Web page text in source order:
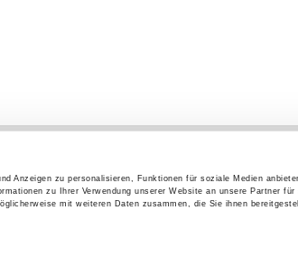
Anzeigen zu personalisieren, Funktionen für soziale Medien
zu Ihrer Verwendung unserer Website an unsere Partner
mit weiteren Daten zusammen, die Sie ihnen